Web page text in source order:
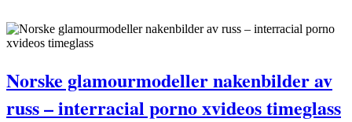
Norske glamourmodeller nakenbilder av
russ – interracial porno xvideos timeglass